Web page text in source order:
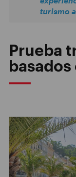
turismo
Prueba